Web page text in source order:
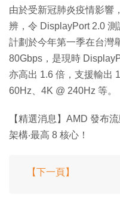
由於受新冠肺炎疫情影響
辨，令 DisplayPort 2.0
計劃於今年第一季在台灣
80Gbps，是現時
亦高出 1.6 倍，支援輸出
60Hz、4K @ 240Hz 等。
【精選消息】AMD 發布
架構‧最高 8 核心！
【下一頁】